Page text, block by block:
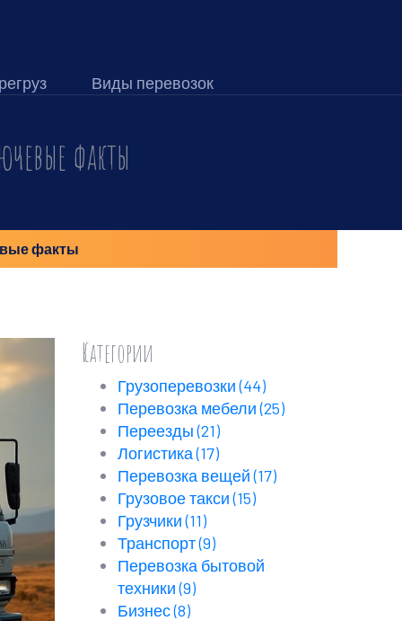
Виды перевозок
факты
факты
Категории
Грузоперевозки(44)
Перевозка мебели(25)
Переезды(21)
Логистика(17)
Перевозка вещей(17)
Грузовое такси(15)
Грузчики(11)
Транспорт(9)
Перевозка бытовой
техники(9)
Бизнес(8)